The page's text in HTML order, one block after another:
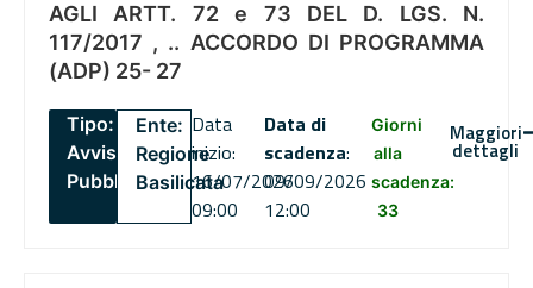
AGLI ARTT. 72 e 73 DEL D. LGS. N.
117/2017 , .. ACCORDO DI PROGRAMMA
(ADP) 25- 27
Tipo:
Avviso
Pubblico
Ente:
Regione
Basilicata
Data
inizio:
16/07/2026
09:00
Data di
scadenza:
09/09/2026
12:00
Giorni
alla
scadenza:
33
Maggiori
dettagli